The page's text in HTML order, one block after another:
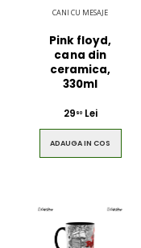
CANI CU MESAJE
Pink floyd,
cana din
ceramica,
330ml
29 90Lei
ADAUGA IN COS